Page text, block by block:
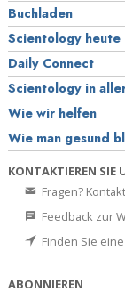
Buchladen
Scientology heute
Daily Connect
Scientology in
Wie wir helfen
Wie man gesund
KONTAKTIEREN SIE
Fragen?
Feedback zur
Finden Sie
ABONNIEREN